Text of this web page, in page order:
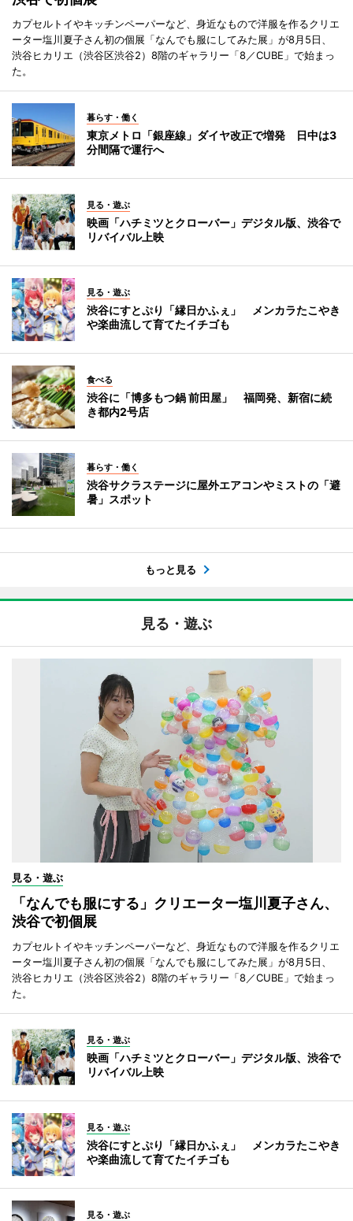
カプセルトイやキッチンペーパーなど、身近なもので洋服を作るクリエ
ーター塩川夏子さん初の個展「なんでも服にしてみた展」が8月5日、
渋谷ヒカリエ（渋谷区渋谷2）8階のギャラリー「8／CUBE」で始まっ
た。
暮らす・働く
東京メトロ「銀座線」ダイヤ改正で増発 日中は3
分間隔で運行へ
見る・遊ぶ
映画「ハチミツとクローバー」デジタル版、渋谷で
リバイバル上映
見る・遊ぶ
渋谷にすとぷり「縁日かふぇ」 メンカラたこやき
や楽曲流して育てたイチゴも
食べる
渋谷に「博多もつ鍋 前田屋」 福岡発、新宿に続
き都内2号店
暮らす・働く
渋谷サクラステージに屋外エアコンやミストの「避
暑」スポット
もっと見る
見る・遊ぶ
見る・遊ぶ
「なんでも服にする」クリエーター塩川夏子さん、
渋谷で初個展
カプセルトイやキッチンペーパーなど、身近なもので洋服を作るクリエ
ーター塩川夏子さん初の個展「なんでも服にしてみた展」が8月5日、
渋谷ヒカリエ（渋谷区渋谷2）8階のギャラリー「8／CUBE」で始まっ
た。
見る・遊ぶ
映画「ハチミツとクローバー」デジタル版、渋谷で
リバイバル上映
見る・遊ぶ
渋谷にすとぷり「縁日かふぇ」 メンカラたこやき
や楽曲流して育てたイチゴも
見る・遊ぶ